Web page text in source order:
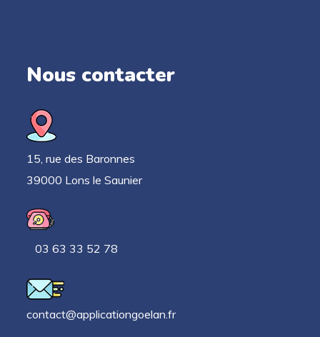
Nous contacter
15, rue des Baronnes
39000 Lons le Saunier
03 63 33 52 78
contact@applicationgoelan.fr